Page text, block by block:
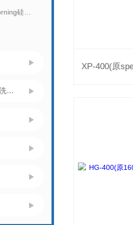
P80橡胶润滑剂、清洗灭菌